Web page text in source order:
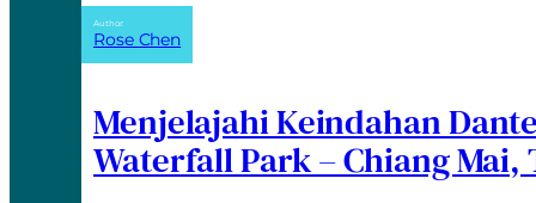
Author:
Rose Chen
Menjelajahi Keindahan
Waterfall Park – Chiang